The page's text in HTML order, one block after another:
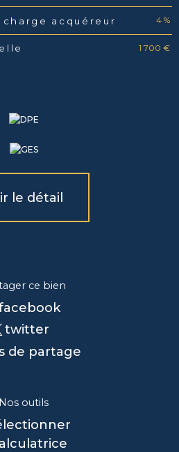
charge acquéreur 4 %
1 700 €
le détail
ce bien
twitter
de partage
Nos outils